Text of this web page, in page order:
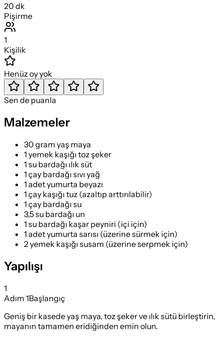
20 dk
Pişirme
1
Kişilik
Henüz oy yok
Sen de puanla
Malzemeler
30 gram yaş maya
1 yemek kaşığı toz şeker
1 su bardağı ılık süt
1 çay bardağı sıvı yağ
1 adet yumurta beyazı
1 çay kaşığı tuz (azaltıp arttırılabilir)
1 çay bardağı su
3,5 su bardağı un
1 su bardağı kaşar peyniri (içi için)
1 adet yumurta sarısı (üzerine sürmek için)
2 yemek kaşığı susam (üzerine serpmek için)
Yapılışı
1
Adım 1Başlangıç
Geniş bir kasede yaş maya, toz şeker ve ılık sütü birleştirin,
mayanın tamamen eridiğinden emin olun.